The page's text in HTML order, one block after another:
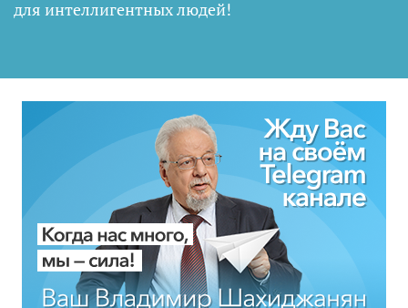
для интеллигентных людей!